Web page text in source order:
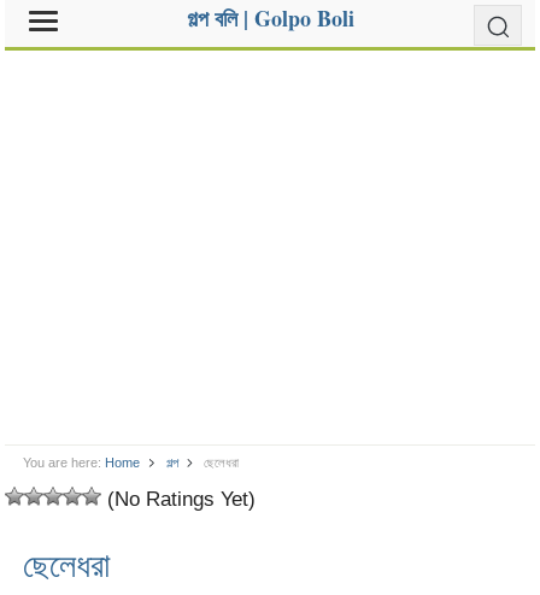
গল্প বলি | Golpo Boli
You are here: Home গল্প ছেলেধরা
(No Ratings Yet)
ছেলেধরা